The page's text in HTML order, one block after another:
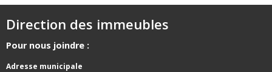
Direction des immeubles
Pour nous joindre :
Adresse municipale